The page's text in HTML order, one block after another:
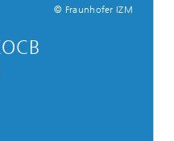
© Fraunhofer IZM